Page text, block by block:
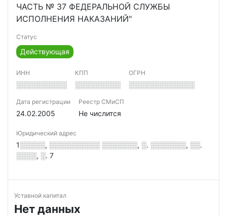
ЧАСТЬ № 37 ФЕДЕРАЛЬНОЙ СЛУЖБЫ
ИСПОЛНЕНИЯ НАКАЗАНИЙ"
Статус
Действующая
ИНН
░░░░░░░░░░
КПП
░░░░░░░░░
ОГРН
░░░░░░░░░░░░░
Дата регистрации
24.02.2005
Реестр СМиСП
Не числится
Юридический адрес
1░░░░░, ░░░░░░░░░░ ░░░░░░░, ░. ░░░░░░░, ░░.
░░░░, ░. 7
Уставной капитал
Нет данных